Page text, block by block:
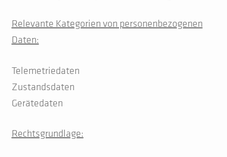
Relevante Kategorien von personenbezogenen
Daten:
Telemetriedaten
Zustandsdaten
Gerätedaten
Rechtsgrundlage: